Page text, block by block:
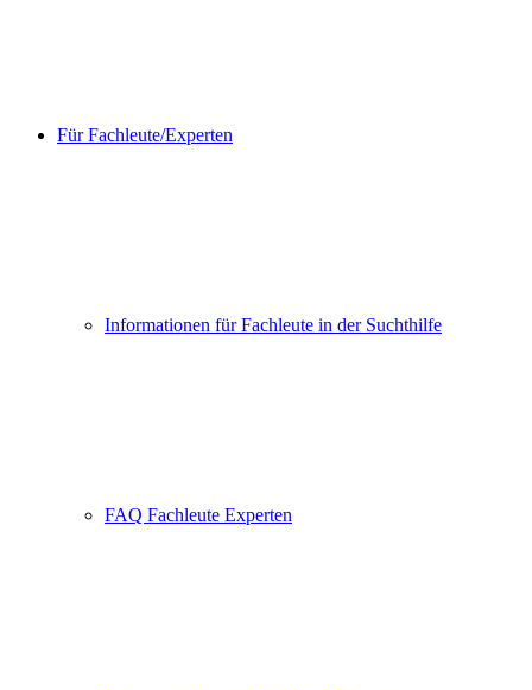
Für Fachleute/Experten
Informationen für Fachleute in der Suchthilfe
FAQ Fachleute Experten